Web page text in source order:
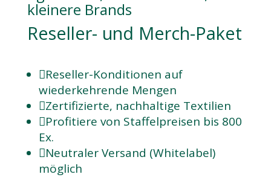
kleinere Brands
Reseller- und Merch-Paket
Reseller-Konditionen auf
wiederkehrende Mengen
Zertifizierte, nachhaltige Textilien
Profitiere von Staffelpreisen bis 800
Ex.
Neutraler Versand (Whitelabel)
möglich